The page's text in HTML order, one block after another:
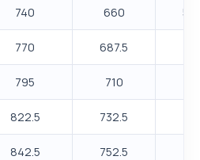
740 660
770 687.5
795 710
822.5 732.5
842.5 752.5